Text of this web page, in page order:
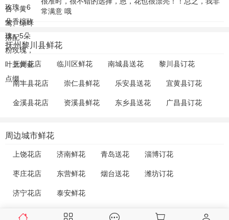
常满意 哦
抚州黎川县鲜花
抚州花店 临川区鲜花 南城县送花 黎川县订花
南丰县花店 崇仁县鲜花 乐安县送花 宜黄县订花
金溪县花店 资溪县鲜花 东乡县送花 广昌县订花
周边城市鲜花
上饶花店 济南鲜花 青岛送花 淄博订花
枣庄花店 东营鲜花 烟台送花 潍坊订花
济宁花店 泰安鲜花